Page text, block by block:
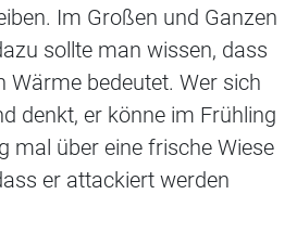
Im Großen und Ganzen
sollte man wissen, dass
Wärme bedeutet. Wer sich
denkt, er könne im Frühling
mal über eine frische Wiese
er attackiert werden